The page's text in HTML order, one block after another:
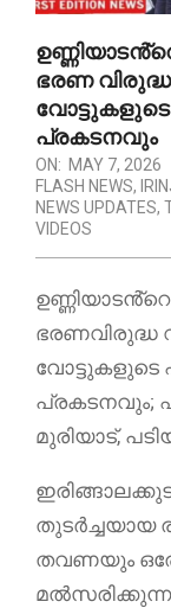
ഭരണ
പ്രകടനവും
ON: MAY 7, 2026
FLASH NEWS,
NEWS UPDATES,
VIDEOS
ഭരണവിരുദ്ധ
പ്രകടനവും;
മുരിയാട്,
തുടർച്ചയായ
തവണയും